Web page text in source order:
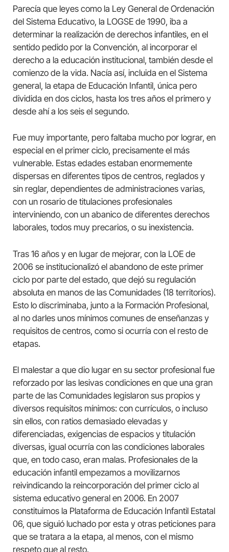
Parecía que leyes como la Ley General de Ordenación
del Sistema Educativo, la LOGSE de 1990, iba a
determinar la realización de derechos infantiles, en el
sentido pedido por la Convención, al incorporar el
derecho a la educación institucional, también desde el
comienzo de la vida. Nacía así, incluida en el Sistema
general, la etapa de Educación Infantil, única pero
dividida en dos ciclos, hasta los tres años el primero y
desde ahí a los seis el segundo.
Fue muy importante, pero faltaba mucho por lograr, en
especial en el primer ciclo, precisamente el más
vulnerable. Estas edades estaban enormemente
dispersas en diferentes tipos de centros, reglados y
sin reglar, dependientes de administraciones varias,
con un rosario de titulaciones profesionales
interviniendo, con un abanico de diferentes derechos
laborales, todos muy precarios, o su inexistencia.
Tras 16 años y en lugar de mejorar, con la LOE de
2006 se institucionalizó el abandono de este primer
ciclo por parte del estado, que dejó su regulación
absoluta en manos de las Comunidades (18 territorios).
Esto lo discriminaba, junto a la Formación Profesional,
al no darles unos mínimos comunes de enseñanzas y
requisitos de centros, como si ocurría con el resto de
etapas.
El malestar a que dio lugar en su sector profesional fue
reforzado por las lesivas condiciones en que una gran
parte de las Comunidades legislaron sus propios y
diversos requisitos mínimos: con currículos, o incluso
sin ellos, con ratios demasiado elevadas y
diferenciadas, exigencias de espacios y titulación
diversas, igual ocurría con las condiciones laborales
que, en todo caso, eran malas. Profesionales de la
educación infantil empezamos a movilizarnos
reivindicando la reincorporación del primer ciclo al
sistema educativo general en 2006. En 2007
constituimos la Plataforma de Educación Infantil Estatal
06, que siguió luchado por esta y otras peticiones para
que se tratara a la etapa, al menos, con el mismo
respeto que al resto.